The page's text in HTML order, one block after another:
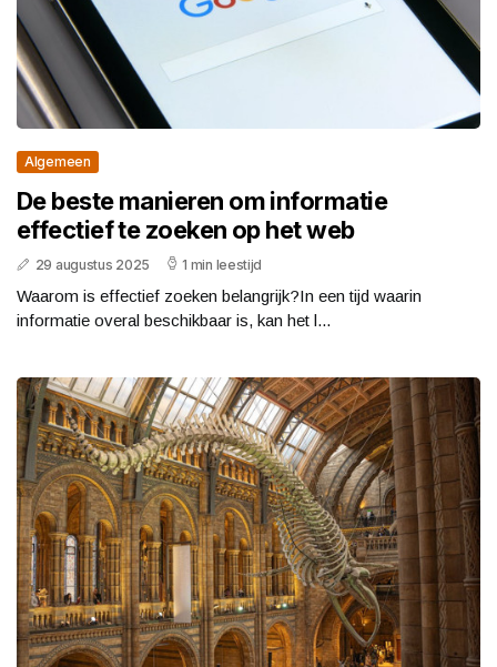
Algemeen
De beste manieren om informatie
effectief te zoeken op het web
29 augustus 2025 1 min leestijd
Waarom is effectief zoeken belangrijk?In een tijd waarin
informatie overal beschikbaar is, kan het l...